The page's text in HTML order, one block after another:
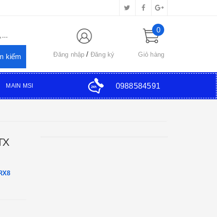
Đăng nhập Đăng ký
0
Giỏ hàng
MAIN MSI 0988584591